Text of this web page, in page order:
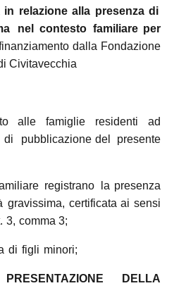
in relazione alla presenza di
nel contesto familiare per
dalla Fondazione
Civitavecchia
alle famiglie residenti
ad
di pubblicazione del
presente
registrano la presenza
gravissima, certificata ai sensi
3, comma 3;
di figli minori;
PRESENTAZIONE
DELLA